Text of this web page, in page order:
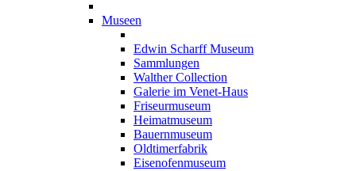
Museen
Edwin Scharff Museum
Sammlungen
Walther Collection
Galerie im Venet-Haus
Friseurmuseum
Heimatmuseum
Bauernmuseum
Oldtimerfabrik
Eisenofenmuseum